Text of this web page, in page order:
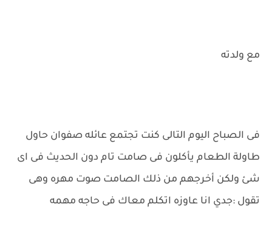
مع ولدته
فى الصباح اليوم التالى كنت تجتمع عائله صفوان حاول
طاولة الطعام يأكلون فى صامت تام دون الحديث فى اى
شئ ولكن أخرجهم من ذلك الصامت صوت مهره وهى
تقول :جدي انا عاوزه اتكلم معاك فى حاجه مهمه